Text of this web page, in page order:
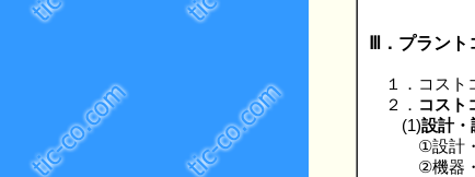
Ⅲ．プラン
１．コスト
２． コスト
(1)設計・
①設計・調
②機器・